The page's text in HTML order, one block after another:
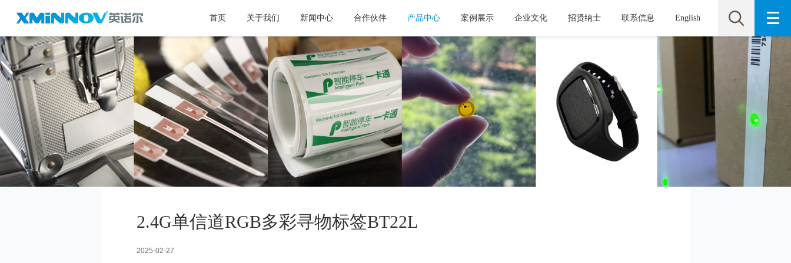
首页 关于我们 新闻中心 合作伙伴 产品中心 案例展示 企业文化 招贤纳士 联系信息 English
2.4G单信道RGB多彩寻物标签BT22L
2025-02-27